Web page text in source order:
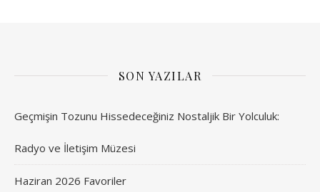
SON YAZILAR
Geçmişin Tozunu Hissedeceğiniz Nostaljik Bir Yolculuk:
Radyo ve İletişim Müzesi
Haziran 2026 Favoriler